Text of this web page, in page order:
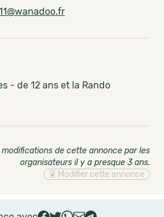
- de 12 ans et la Rando
modifications de cette annonce par les
organisateurs il y a presque 3 ans.
Modifier cette annonce